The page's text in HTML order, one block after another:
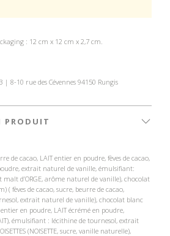
: 12 cm x 12 cm x 2,7 cm.
8-10 rue des Cévennes 94150 Rungis
PRODUIT
de cacao, LAIT entier en poudre, fèves de cacao,
extrait naturel de vanille, émulsifiant:
d’ORGE, arôme naturel de vanille), chocolat
( fèves de cacao, sucre, beurre de cacao,
extrait naturel de vanille), chocolat blanc
en poudre, LAIT écrémé en poudre,
émulsifiant : lécithine de tournesol, extrait
(NOISETTE, sucre, vanille naturelle),